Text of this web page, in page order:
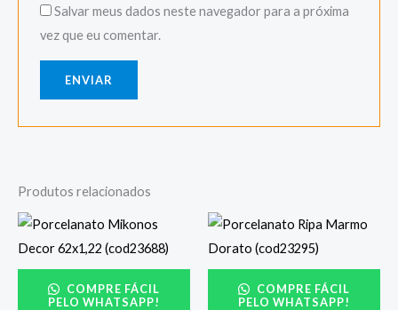
Salvar meus dados neste navegador para a próxima
vez que eu comentar.
Produtos relacionados
COMPRE FÁCIL
PELO WHATSAPP!
COMPRE FÁCIL
PELO WHATSAPP!